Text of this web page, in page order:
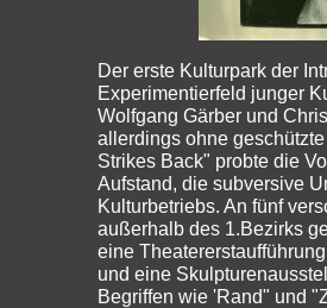
Der erste Kulturpark der
Experimentierfeld junger
Wolfgang Gärber und
allerdings ohne
Strikes Back" probte die
Aufstand, die subversive
Kulturbetriebs. An fünf
außerhalb des 1.Bezirks
eine
und eine
Begriffen wie 'Rand" und